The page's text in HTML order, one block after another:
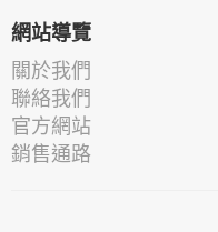
網站導覽
關於我們
聯絡我們
官方網站
銷售通路